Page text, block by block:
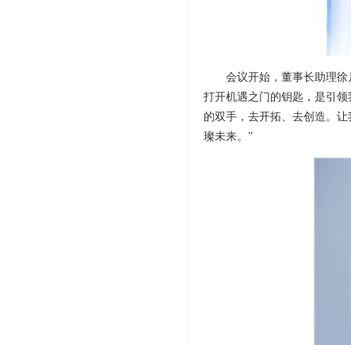
会议开始，董事长助理
打开机遇之门的钥匙，是引
的双手，去开拓、去创造。
璨未来。”